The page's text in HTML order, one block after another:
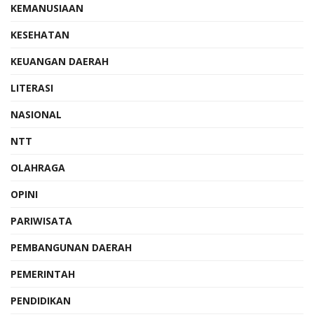
KEMANUSIAAN
KESEHATAN
KEUANGAN DAERAH
LITERASI
NASIONAL
NTT
OLAHRAGA
OPINI
PARIWISATA
PEMBANGUNAN DAERAH
PEMERINTAH
PENDIDIKAN